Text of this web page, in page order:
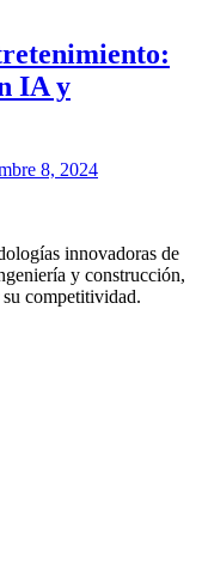
IA y
8, 2024
innovadoras de
y construcción,
competitividad.